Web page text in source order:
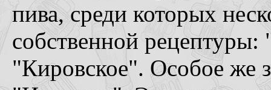
пива, среди которых
собственной
"Кировское". Особое же